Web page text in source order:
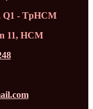
Q1 - TpHCM
11, HCM